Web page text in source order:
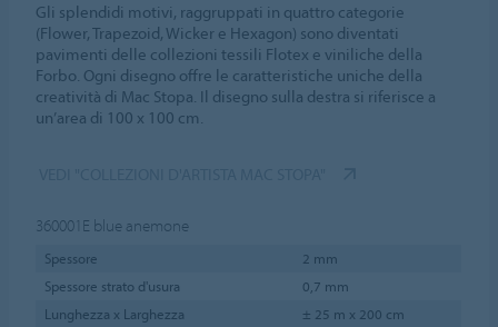
Gli splendidi motivi, raggruppati in quattro categorie
(Flower, Trapezoid, Wicker e Hexagon) sono diventati
pavimenti delle collezioni tessili Flotex e viniliche della
Forbo. Ogni disegno offre le caratteristiche uniche della
creatività di Mac Stopa. Il disegno sulla destra si riferisce a
un’area di 100 x 100 cm.
360001E blue anemone
Spessore
2 mm
Spessore strato d'usura
0,7 mm
Lunghezza x Larghezza
± 25 m x 200 cm